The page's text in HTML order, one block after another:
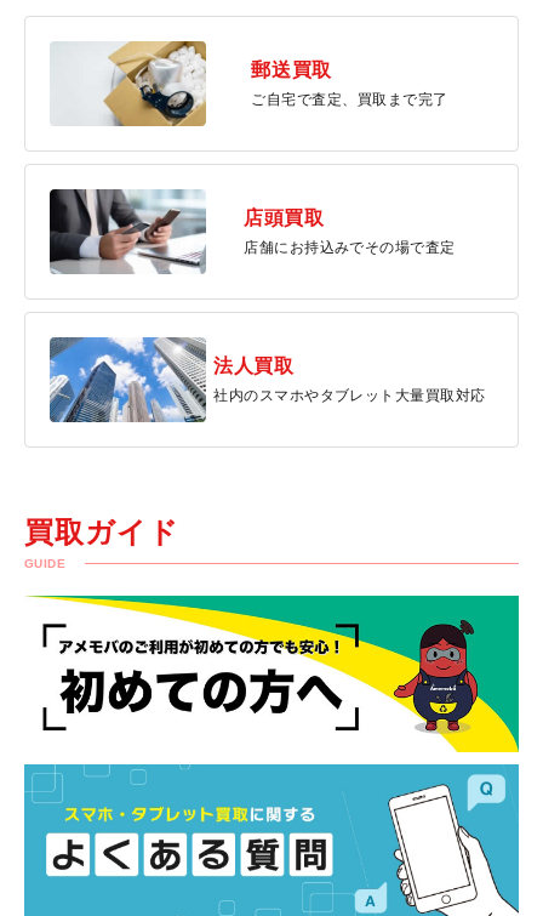
郵送買取
ご自宅で査定、買取まで完了
店頭買取
店舗にお持込みでその場で査定
法人買取
社内のスマホやタブレット大量買取対応
買取ガイド
GUIDE